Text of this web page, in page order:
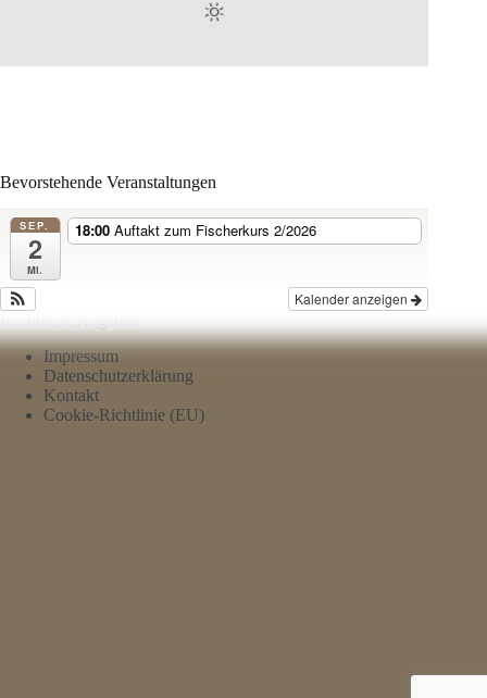
Bevorstehende Veranstaltungen
SEP.
2
Mi.
18:00 Auftakt zum Fischerkurs 2/2026
Kalender anzeigen
Rechtliche Angaben
Impressum
Datenschutzerklärung
Kontakt
Cookie-Richtlinie (EU)